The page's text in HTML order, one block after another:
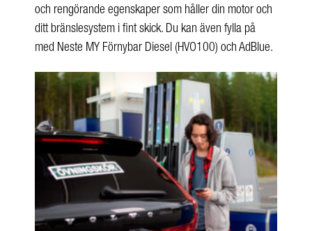
och rengörande egenskaper som håller din motor och
ditt bränslesystem i fint skick. Du kan även fylla på
med Neste MY Förnybar Diesel (HVO100) och AdBlue.